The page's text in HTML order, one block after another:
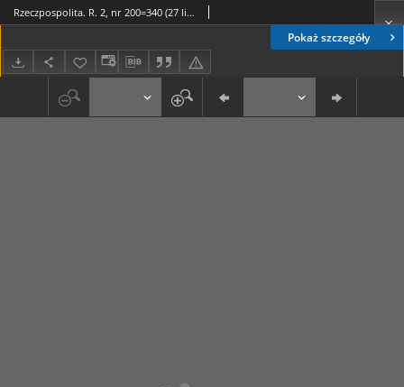
Pokaż szczegóły
Rzeczpospolita. R. 2, nr 200=340 (27 lipca 1945)